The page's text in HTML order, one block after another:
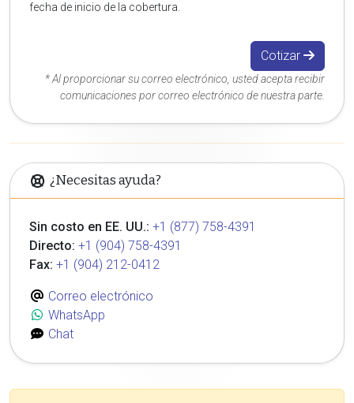
fecha de inicio de la cobertura.
Cotizar
* Al proporcionar su correo electrónico, usted acepta recibir
comunicaciones por correo electrónico de nuestra parte.
¿Necesitas ayuda?
Sin costo en EE. UU.: +1 (877) 758-4391
Directo: +1 (904) 758-4391
Fax: +1 (904) 212-0412
Correo electrónico
WhatsApp
Chat